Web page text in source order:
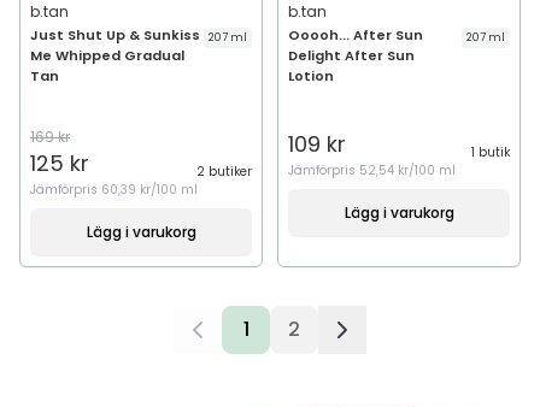
b.tan
Just Shut Up & Sunkiss
Me Whipped Gradual
Tan
207 ml
169 kr
125 kr
2 butiker
Jämförpris 60,39 kr/100 ml
Lägg i varukorg
b.tan
Ooooh... After Sun
Delight After Sun
Lotion
207 ml
109 kr
1 butik
Jämförpris 52,54 kr/100 ml
Lägg i varukorg
1 2